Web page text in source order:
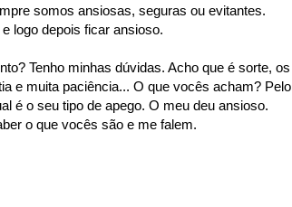
somos ansiosas, seguras ou evitantes.
logo depois ficar ansioso.
Tenho minhas dúvidas. Acho que é sorte, os
e muita paciência... O que vocês acham? Pelo
é o seu tipo de apego. O meu deu ansioso.
o que vocês são e me falem.